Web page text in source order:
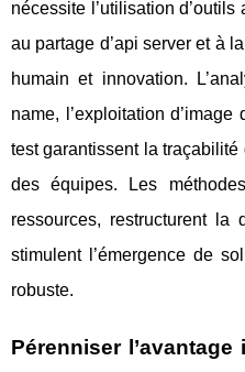
nécessite l’utilisation
au partage d’api server et à
humain et innovation.
name, l’exploitation
test garantissent la
des équipes. Les
ressources, restructurent la
stimulent l’émergence de
robuste.
Pérenniser